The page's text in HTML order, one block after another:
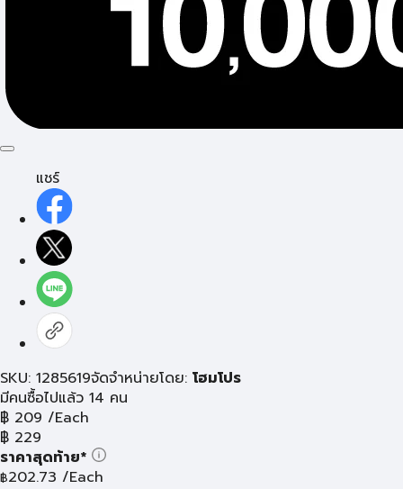
แชร์
SKU: 1285619จัดจำหน่ายโดย: โฮมโปร
มีคนซื้อไปแล้ว 14 คน
฿ 209 /Each
฿ 229
ราคาสุดท้าย*
฿202.73 /Each